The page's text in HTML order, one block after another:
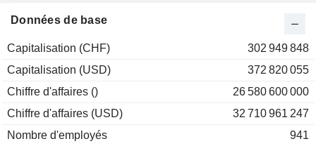
Données de base
Capitalisation (CHF)
302 949 848
Capitalisation (USD)
372 820 055
Chiffre d'affaires ()
26 580 600 000
Chiffre d'affaires (USD)
32 710 961 247
Nombre d'employés
941
1999
1997
1996